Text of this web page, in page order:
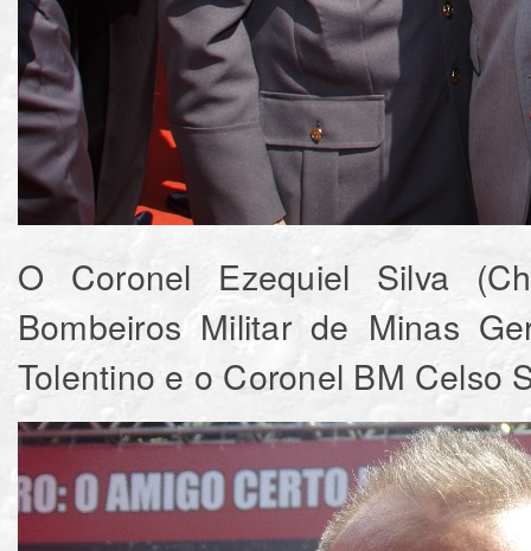
O Coronel Ezequiel Silva
Bombeiros Militar de Minas
Tolentino e o Coronel BM Celso